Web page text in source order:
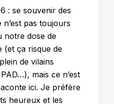
: se souvenir des
n’est pas toujours
notre dose de
(et ça risque de
de vilains
mais ce n’est
ici. Je préfère
heureux et les